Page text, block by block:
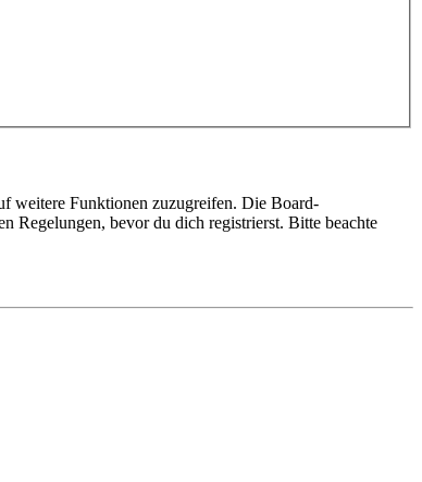
weitere Funktionen zuzugreifen. Die Board-
Regelungen, bevor du dich registrierst. Bitte beachte